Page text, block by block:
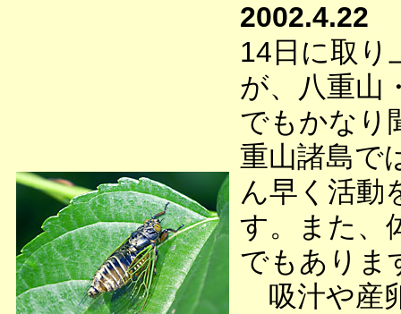
2002.4.22
14日に取り
が、八重山
でもかなり
重山諸島で
ん早く活動
す。また、
でもありま
吸汁や産